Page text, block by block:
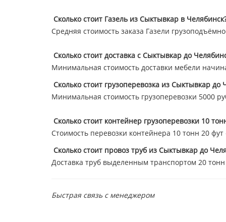
Сколько стоит Газель из Сыктывкар в
Средняя стоимость заказа Газели
Сколько стоит доставка с Сыктывкар до
Минимальная стоимость доставки мебели
Сколько стоит грузоперевозка из Сыктывкар до
Минимальная стоимость грузоперевозки 5000
Сколько стоит контейнер грузоперевозки 10
Стоимость перевозки контейнера 10 тонн 20 фут
Сколько стоит провоз труб из Сыктывкар до
Доставка труб выделенным транспортом 20
Быстрая связь с менеджером